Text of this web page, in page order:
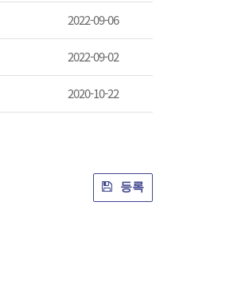
2022-09-06
2022-09-02
2020-10-22
등록